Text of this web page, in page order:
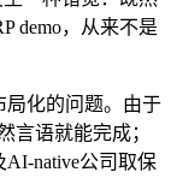
demo，从来不是
化的问题。由于
言语就能完成；
native公司取保